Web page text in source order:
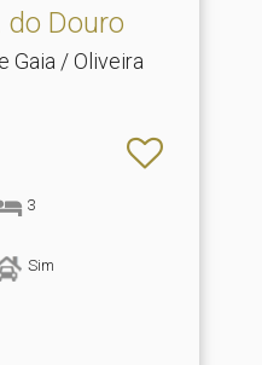
do Douro
Gaia / Oliveira
3
Sim